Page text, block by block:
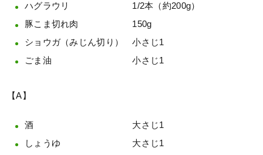
ハグラウリ 1/2本（約200g）
豚こま切れ肉 150g
ショウガ（みじん切り） 小さじ1
ごま油 小さじ1
【A】
酒 大さじ1
しょうゆ 大さじ1